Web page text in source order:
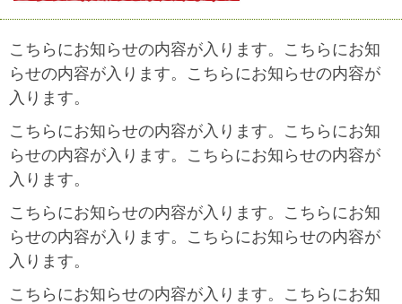
こちらにお知らせの内容が入ります。こちらにお知
らせの内容が入ります。こちらにお知らせの内容が
入ります。
こちらにお知らせの内容が入ります。こちらにお知
らせの内容が入ります。こちらにお知らせの内容が
入ります。
こちらにお知らせの内容が入ります。こちらにお知
らせの内容が入ります。こちらにお知らせの内容が
入ります。
こちらにお知らせの内容が入ります。こちらにお知